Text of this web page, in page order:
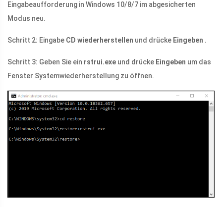
Eingabeaufforderung in Windows 10/8/7 im abgesicherten
Modus neu.
Schritt 2: Eingabe CD wiederherstellen und drücke Eingeben .
Schritt 3: Geben Sie ein rstrui.exe und drücke Eingeben um das
Fenster Systemwiederherstellung zu öffnen.